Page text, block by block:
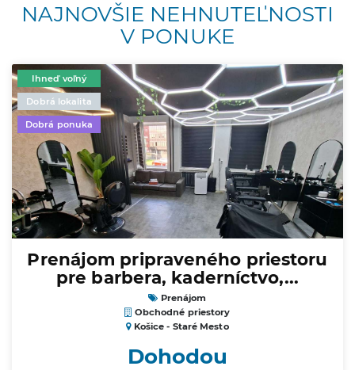
NAJNOVŠIE NEHNUTEĽNOSTI
V PONUKE
Ihneď voľný
Dobrá lokalita
Dobrá ponuka
Prenájom pripraveného priestoru
pre barbera, kaderníctvo,...
Prenájom
Obchodné priestory
Košice - Staré Mesto
Dohodou